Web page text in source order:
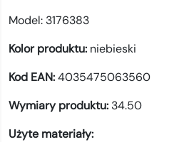
Model: 3176383
Kolor produktu: niebieski
Kod EAN:4035475063560
Wymiary produktu: 34.50
Użyte materiały: